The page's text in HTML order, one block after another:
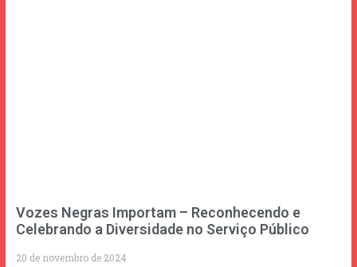
Vozes Negras Importam – Reconhecendo e
Celebrando a Diversidade no Serviço Público
20 de novembro de 2024